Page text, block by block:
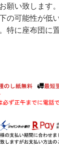
願い致します
の可能性が低
特に座布団に